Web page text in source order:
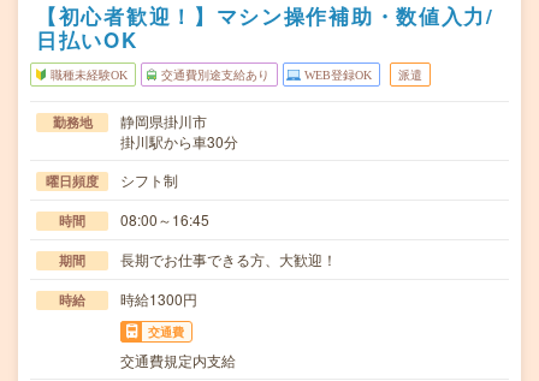
【初心者歓迎！】マシン操作補助・数値入力/
日払いOK
職種未経験OK 交通費別途支給あり WEB登録OK 派遣
勤務地
静岡県掛川市
掛川駅から車30分
曜日頻度 シフト制
時間 08:00～16:45
期間 長期でお仕事できる方、大歓迎！
時給 時給1300円
交通費
交通費規定内支給